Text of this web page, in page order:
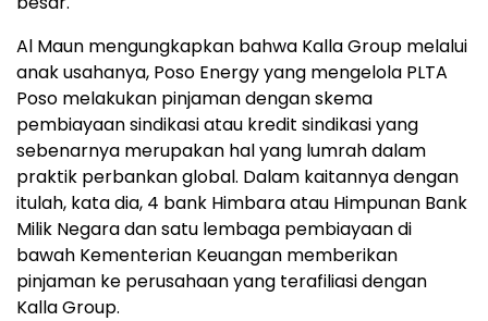
Al Maun mengungkapkan bahwa Kalla Group melalui
anak usahanya, Poso Energy yang mengelola PLTA
Poso melakukan pinjaman dengan skema
pembiayaan sindikasi atau kredit sindikasi yang
sebenarnya merupakan hal yang lumrah dalam
praktik perbankan global. Dalam kaitannya dengan
itulah, kata dia, 4 bank Himbara atau Himpunan Bank
Milik Negara dan satu lembaga pembiayaan di
bawah Kementerian Keuangan memberikan
pinjaman ke perusahaan yang terafiliasi dengan
Kalla Group.